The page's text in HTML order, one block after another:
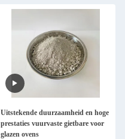
Uitstekende duurzaamheid en hoge
prestaties vuurvaste gietbare voor
glazen ovens